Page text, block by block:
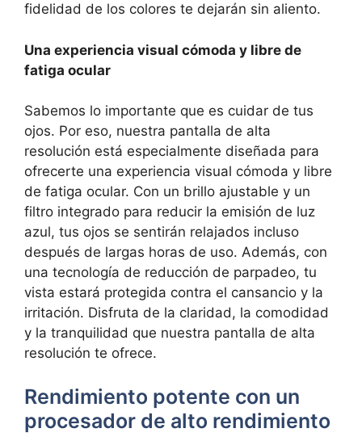
fidelidad de los colores te dejarán sin ​aliento.
Una experiencia visual ⁢cómoda y libre de
fatiga ocular
Sabemos lo⁣ importante que es cuidar de‌ tus
ojos. Por eso, nuestra pantalla de alta
resolución está especialmente diseñada para
ofrecerte una experiencia visual cómoda y libre
de fatiga ​ocular. Con un brillo‍ ajustable⁤ y un
filtro integrado para ‍reducir la emisión de luz
azul, tus ojos se sentirán relajados incluso
después de largas ​horas de​ uso. Además, con
una tecnología de reducción de parpadeo, tu
vista estará protegida contra el cansancio y la
irritación. ⁢Disfruta de la claridad, la comodidad
y la tranquilidad que nuestra pantalla de alta
resolución⁤ te ofrece.
Rendimiento ‌potente con un
procesador de alto rendimiento